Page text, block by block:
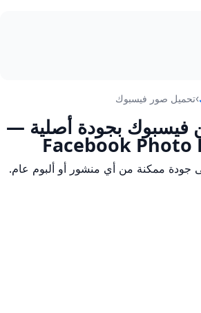
›تحميل صور فيسبوك
فيسبوك بجودة أصلية —
Facebook Photo
ممكنة من أي منشور أو ألبوم عام.